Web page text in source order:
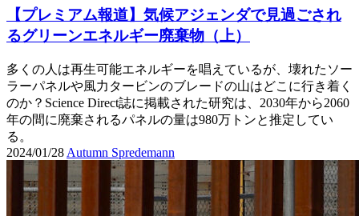
【プレミアム報道】気候アジェンダで見過ごされ
るグリーンエネルギー廃棄物（上）
多くの人は再生可能エネルギーを唱えているが、壊れたソー
ラーパネルや風力タービンのブレードの山はどこに行き着く
のか？Science Direct誌に掲載された研究は、2030年から2060
年の間に廃棄されるパネルの量は980万トンと推定してい
る。
2024/01/28 Autumn Spredemann